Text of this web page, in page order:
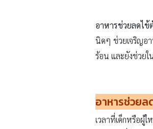
อาหารช่วยลดไข้
นิดๆ ช่วยเจริญอ
ร้อน และยังช่วยใ
อาหารช่วย
เวลาที่เด็กหรือผู้ใ